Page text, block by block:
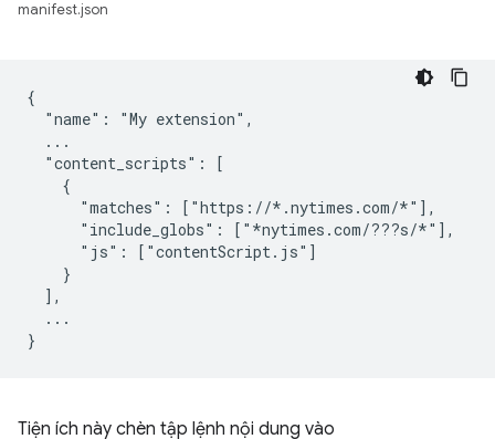
manifest.json
{
  "name": "My extension",
  ...
  "content_scripts": [
    {
      "matches": ["https://*.nytimes.com/*"],
      "include_globs": ["*nytimes.com/???s/*"],
      "js": ["contentScript.js"]
    }
  ],
  ...
Tiện ích này chèn tập lệnh nội dung vào